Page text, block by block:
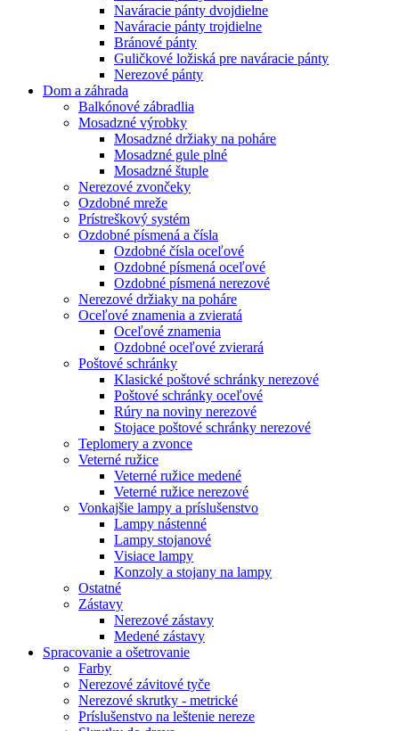
Naváracie pánty dvojdielne
Naváracie pánty trojdielne
Bránové pánty
Guličkové ložiská pre naváracie pánty
Nerezové pánty
Dom a záhrada
Balkónové zábradlia
Mosadzné výrobky
Mosadzné držiaky na poháre
Mosadzné gule plné
Mosadzné štuple
Nerezové zvončeky
Ozdobné mreže
Prístreškový systém
Ozdobné písmená a čísla
Ozdobné čísla oceľové
Ozdobné písmená oceľové
Ozdobné písmená nerezové
Nerezové držiaky na poháre
Oceľové znamenia a zvieratá
Oceľové znamenia
Ozdobné oceľové zvierará
Poštové schránky
Klasické poštové schránky nerezové
Poštové schránky oceľové
Rúry na noviny nerezové
Stojace poštové schránky nerezové
Teplomery a zvonce
Veterné ružice
Veterné ružice medené
Veterné ružice nerezové
Vonkajšie lampy a príslušenstvo
Lampy nástenné
Lampy stojanové
Visiace lampy
Konzoly a stojany na lampy
Ostatné
Zástavy
Nerezové zástavy
Medené zástavy
Spracovanie a ošetrovanie
Farby
Nerezové závitové tyče
Nerezové skrutky - metrické
Príslušenstvo na leštenie nereze